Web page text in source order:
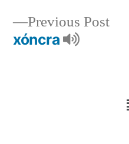
Previous Post
xóncra